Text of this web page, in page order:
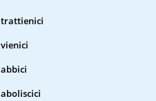
trattienici
vienici
abbici
aboliscici